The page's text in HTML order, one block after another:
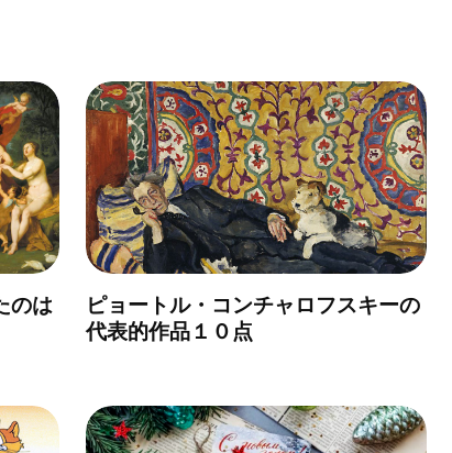
のは
ピョートル・コンチャロフスキーの
代表的作品１０点